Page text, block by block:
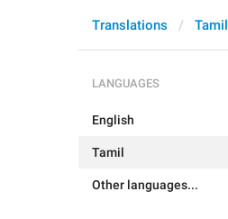
Translations Tamil
LANGUAGES
English
Tamil
Other languages...